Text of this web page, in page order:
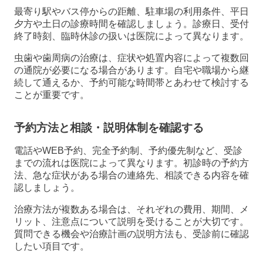
最寄り駅やバス停からの距離、駐車場の利用条件、平日
夕方や土日の診療時間を確認しましょう。診療日、受付
終了時刻、臨時休診の扱いは医院によって異なります。
虫歯や歯周病の治療は、症状や処置内容によって複数回
の通院が必要になる場合があります。自宅や職場から継
続して通えるか、予約可能な時間帯とあわせて検討する
ことが重要です。
予約方法と相談・説明体制を確認する
電話やWEB予約、完全予約制、予約優先制など、受診
までの流れは医院によって異なります。初診時の予約方
法、急な症状がある場合の連絡先、相談できる内容を確
認しましょう。
治療方法が複数ある場合は、それぞれの費用、期間、メ
リット、注意点について説明を受けることが大切です。
質問できる機会や治療計画の説明方法も、受診前に確認
したい項目です。